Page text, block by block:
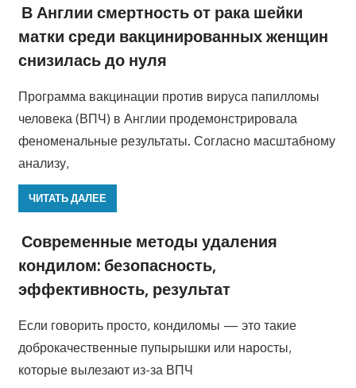
В Англии смертность от рака шейки
матки среди вакцинированных женщин
снизилась до нуля
Программа вакцинации против вируса папилломы
человека (ВПЧ) в Англии продемонстрировала
феноменальные результаты. Согласно масштабному
анализу,
ЧИТАТЬ ДАЛЕЕ
Современные методы удаления
кондилом: безопасность,
эффективность, результат
Если говорить просто, кондиломы — это такие
доброкачественные пупырышки или наросты,
которые вылезают из-за ВПЧ